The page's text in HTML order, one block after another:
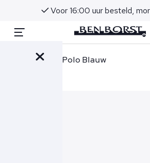
Voor 16:00 uur besteld,
Ralph Lauren Polo Blauw